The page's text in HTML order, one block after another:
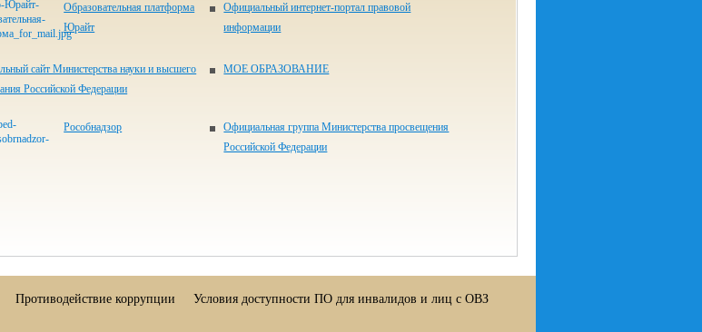
Образовательная платформа
Юрайт
Официальный интернет-портал правовой
информации
сайт Министерства науки и высшего
Российской Федерации
МОЕ ОБРАЗОВАНИЕ
Рособнадзор
Официальная группа Министерства просвещения
Российской Федерации
Противодействие коррупции Условия доступности ПО для инвалидов и лиц с ОВЗ